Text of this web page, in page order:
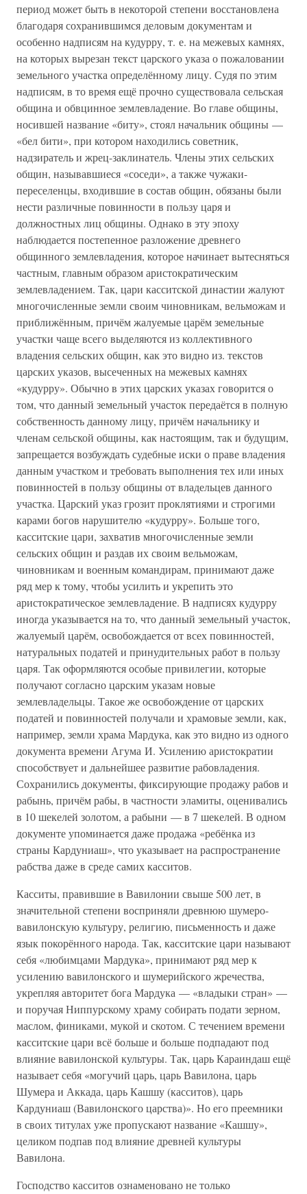
период может быть в некоторой степени восстановлена
благодаря сохранившимся деловым документам и
особенно надписям на кудурру, т. е. на межевых камнях,
на которых вырезан текст царского указа о пожаловании
земельного участка определённому лицу. Судя по этим
надписям, в то время ещё прочно существовала сельская
община и обвцинное землевладение. Во главе общины,
носившей название «биту», стоял начальник общины —
«бел бити», при котором находились советник,
надзиратель и жрец-заклинатель. Члены этих сельских
общин, называвшиеся «соседи», а также чужаки-
переселенцы, входившие в состав общин, обязаны были
нести различные повинности в пользу царя и
должностных лиц общины. Однако в эту эпоху
наблюдается постепенное разложение древнего
общинного землевладения, которое начинает вытесняться
частным, главным образом аристократическим
землевладением. Так, цари касситской династии жалуют
многочисленные земли своим чиновникам, вельможам и
приближённым, причём жалуемые царём земельные
участки чаще всего выделяются из коллективного
владения сельских общин, как это видно из. текстов
царских указов, высеченных на межевых камнях
«кудурру». Обычно в этих царских указах говорится о
том, что данный земельный участок передаётся в полную
собственность данному лицу, причём начальнику и
членам сельской общины, как настоящим, так и будущим,
запрещается возбуждать судебные иски о праве владения
данным участком и требовать выполнения тех или иных
повинностей в пользу общины от владельцев данного
участка. Царский указ грозит проклятиями и строгими
карами богов нарушителю «кудурру». Больше того,
касситские цари, захватив многочисленные земли
сельских общин и раздав их своим вельможам,
чиновникам и военным командирам, принимают даже
ряд мер к тому, чтобы усилить и укрепить это
аристократическое землевладение. В надписях кудурру
иногда указывается на то, что данный земельный участок,
жалуемый царём, освобождается от всех повинностей,
натуральных податей и принудительных работ в пользу
царя. Так оформляются особые привилегии, которые
получают согласно царским указам новые
землевладельцы. Такое же освобождение от царских
податей и повинностей получали и храмовые земли, как,
например, земли храма Мардука, как это видно из одного
документа времени Агума И. Усилению аристократии
способствует и дальнейшее развитие рабовладения.
Сохранились документы, фиксирующие продажу рабов и
рабынь, причём рабы, в частности эламиты, оценивались
в 10 шекелей золотом, а рабыни — в 7 шекелей. В одном
документе упоминается даже продажа «ребёнка из
страны Кардуниаш», что указывает на распространение
рабства даже в среде самих касситов.
Касситы, правившие в Вавилонии свыше 500 лет, в
значительной степени восприняли древнюю шумеро-
вавилонскую культуру, религию, письменность и даже
язык покорённого народа. Так, касситские цари называют
себя «любимцами Мардука», принимают ряд мер к
усилению вавилонского и шумерийского жречества,
укрепляя авторитет бога Мардука — «владыки стран» —
и поручая Ниппурскому храму собирать подати зерном,
маслом, финиками, мукой и скотом. С течением времени
касситские цари всё больше и больше подпадают под
влияние вавилонской культуры. Так, царь Караиндаш ещё
называет себя «могучий царь, царь Вавилона, царь
Шумера и Аккада, царь Кашшу (касситов), царь
Кардуниаш (Вавилонского царства)». Но его преемники
в своих титулах уже пропускают название «Кашшу»,
целиком подпав под влияние древней культуры
Вавилона.
Господство касситов ознаменовано не только